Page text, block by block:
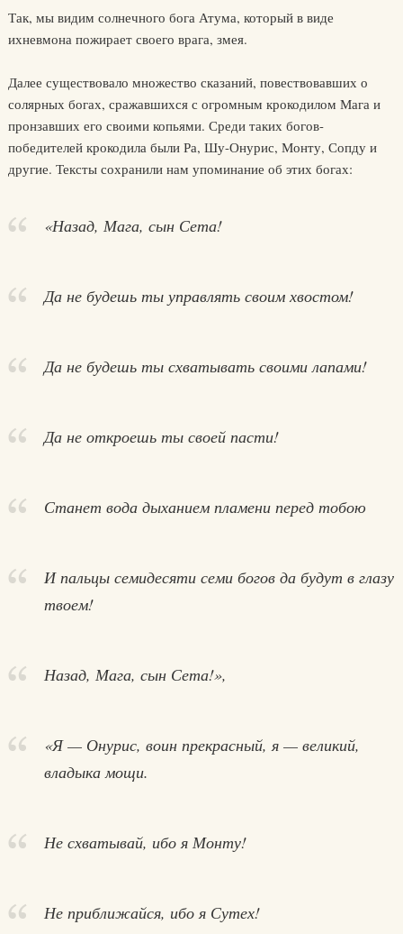
Так, мы видим солнечного бога Атума, который в виде
ихневмона пожирает своего врага, змея.
Далее существовало множество сказаний, повествовавших о
солярных богах, сражавшихся с огромным крокодилом Мага и
пронзавших его своими копьями. Среди таких богов-
победителей крокодила были Ра, Шу-Онурис, Монту, Сопду и
другие. Тексты сохранили нам упоминание об этих богах:
«Назад, Мага, сын Сета!
Да не будешь ты управлять своим хвостом!
Да не будешь ты схватывать своими лапами!
Да не откроешь ты своей пасти!
Станет вода дыханием пламени перед тобою
И пальцы семидесяти семи богов да будут в глазу
твоем!
Назад, Мага, сын Сета!»,
«Я — Онурис, воин прекрасный, я — великий,
владыка мощи.
Не схватывай, ибо я Монту!
Не приближайся, ибо я Сутех!